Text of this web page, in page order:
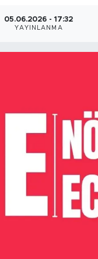
05.06.2026 - 17:32
YAYINLANMA